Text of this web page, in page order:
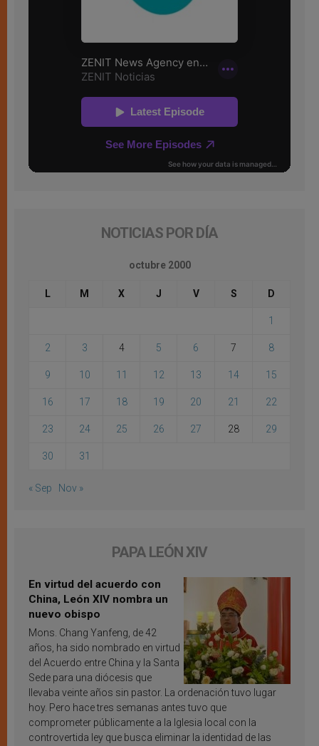
NOTICIAS POR DÍA
octubre 2000
L M X J V S D
1
2 3 4 5 6 7 8
9 10 11 12 13 14 15
16 17 18 19 20 21 22
23 24 25 26 27 28 29
30 31
« Sep Nov »
PAPA LEÓN XIV
En virtud del acuerdo con
China, León XIV nombra un
nuevo obispo
Mons. Chang Yanfeng, de 42
años, ha sido nombrado en virtud
del Acuerdo entre China y la Santa
Sede para una diócesis que
llevaba veinte años sin pastor. La ordenación tuvo lugar
hoy. Pero hace tres semanas antes tuvo que
comprometer públicamente a la Iglesia local con la
controvertida ley que busca eliminar la identidad de las